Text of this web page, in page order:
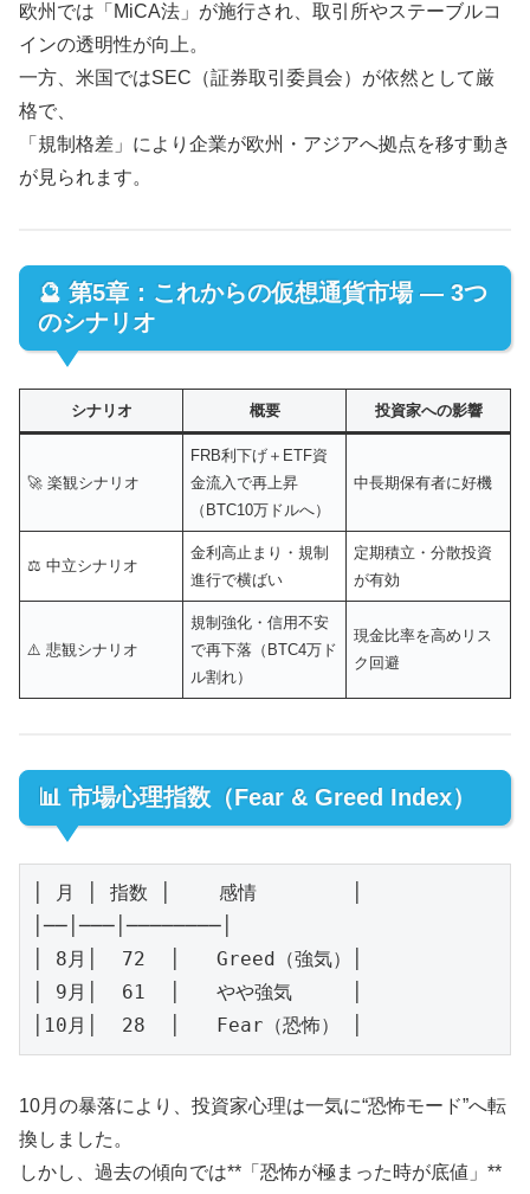
欧州では「MiCA法」が施行され、取引所やステーブルコ
インの透明性が向上。
一方、米国ではSEC（証券取引委員会）が依然として厳
格で、
「規制格差」により企業が欧州・アジアへ拠点を移す動き
が見られます。
🔮 第5章：これからの仮想通貨市場 ― 3つ
のシナリオ
シナリオ 概要 投資家への影響
🚀 楽観シナリオ
FRB利下げ＋ETF資
金流入で再上昇
（BTC10万ドルへ）
中長期保有者に好機
⚖️ 中立シナリオ
金利高止まり・規制
進行で横ばい
定期積立・分散投資
が有効
⚠️ 悲観シナリオ
規制強化・信用不安
で再下落（BTC4万ド
ル割れ）
現金比率を高めリス
ク回避
📊 市場心理指数（Fear & Greed Index）
│ 月 │ 指数 │    感情        │
│──│───│────────│
│ 8月│  72  │   Greed（強気）│
│ 9月│  61  │   やや強気     │
10月の暴落により、投資家心理は一気に“恐怖モード”へ転
換しました。
しかし、過去の傾向では**「恐怖が極まった時が底値」**